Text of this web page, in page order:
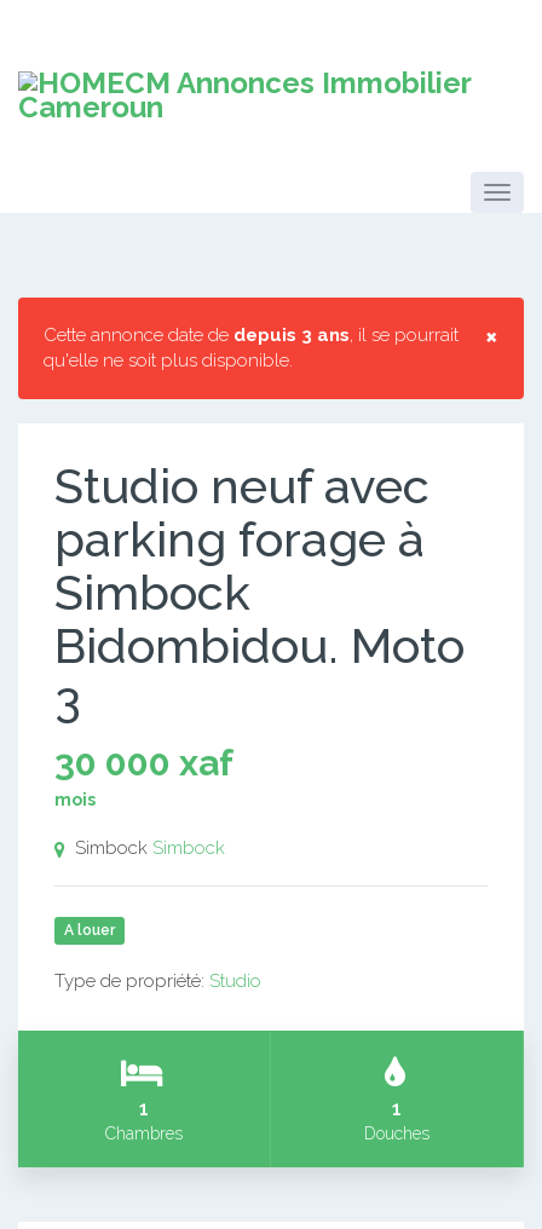
×
Cette annonce date de depuis 3 ans, il se pourrait
qu'elle ne soit plus disponible.
Studio neuf avec
parking forage à
Simbock
Bidombidou. Moto
3
30 000 xaf
mois
Simbock Simbock
A louer
Type de propriété: Studio
1
Chambres
1
Douches